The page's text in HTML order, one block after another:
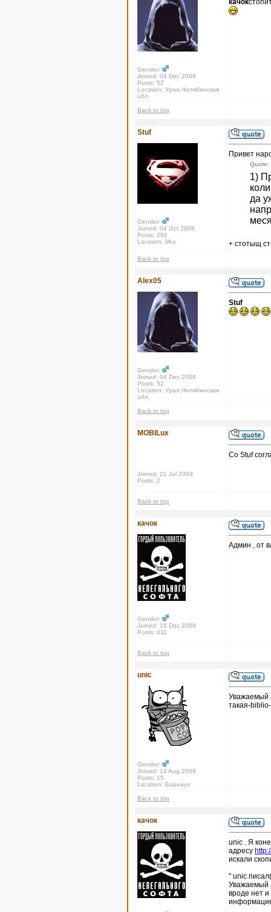
Gender:
Joined: 04 Dec 2008
Posts: 52
Location: Урал,Челябинская
обл.
качок
Back to top
Stuf
Gender:
Joined: 04 Oct 2008
Posts: 292
Location: Мск
Привет
Quote:
1)
да
+ стотыщ
Back to top
Alex05
Gender:
Joined: 04 Dec 2008
Posts: 52
Location: Урал,Челябинская
обл.
Stuf
Back to top
MOBILux
Joined: 21 Jul 2009
Posts: 2
Со Stuf
Back to top
качок
Gender:
Joined: 16 Dec 2008
Posts: 411
Админ , от
Back to top
unic
Gender:
Joined: 14 Aug 2009
Posts: 15
Location: Барнаул
Уважаемый
такая-
Back to top
качок
unic . Я
адресу
искали
" unic
Уважаемый
вроде нет